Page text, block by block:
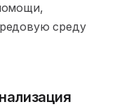
среду